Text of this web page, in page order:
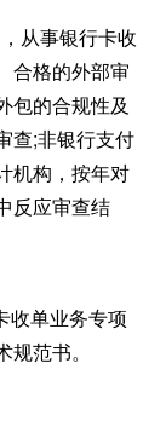
从事银行卡收
合格的外部审
包的合规性及
查;非银行支付
机构，按年对
反应审查结
收单业务专项
范书。